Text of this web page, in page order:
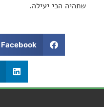
שתהיה הכי יעילה.
Facebook